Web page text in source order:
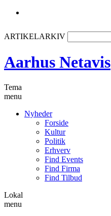
ARTIKELARKIV
Aarhus Netavis
Tema
menu
Nyheder
Forside
Kultur
Politik
Erhverv
Find Events
Find Firma
Find Tilbud
Lokal
menu